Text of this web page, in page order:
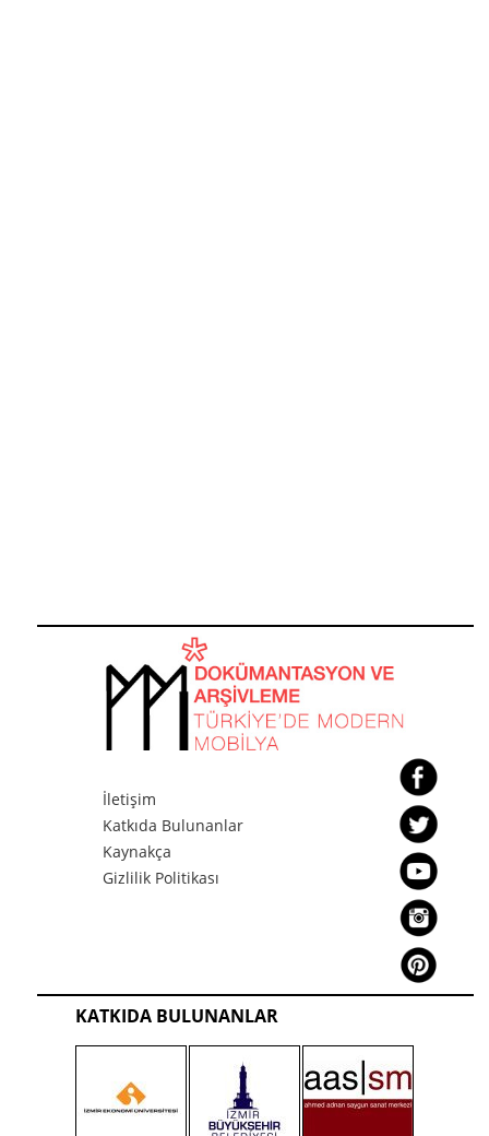
İletişim
Katkıda Bulunanlar
Kaynakça
Gizlilik Politikası
KATKIDA BULUNANLAR